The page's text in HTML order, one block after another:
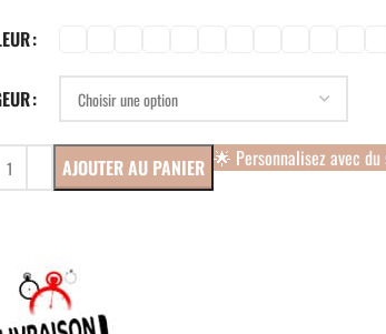
AJOUTER AU PANIER 🌟 Personnalisez avec